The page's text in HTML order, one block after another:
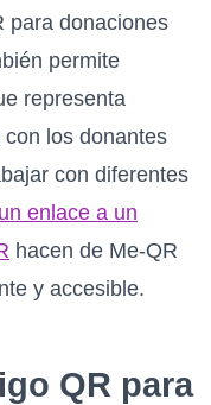
para donaciones
permite
representa
los donantes
con diferentes
un enlace a un
hacen de Me-QR
y accesible.
QR para